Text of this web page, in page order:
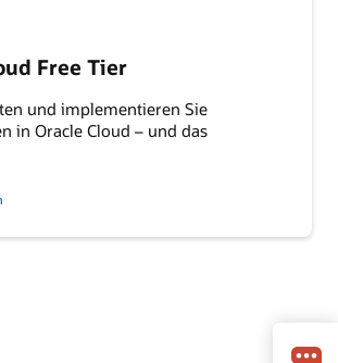
Free Tier
und implementieren Sie
in Oracle Cloud – und das